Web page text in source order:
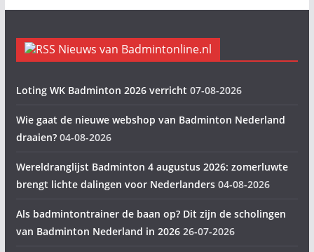
Nieuws van Badmintonline.nl
Loting WK Badminton 2026 verricht 07-08-2026
Wie gaat de nieuwe webshop van Badminton Nederland
draaien? 04-08-2026
Wereldranglijst Badminton 4 augustus 2026: zomerluwte
brengt lichte dalingen voor Nederlanders 04-08-2026
Als badmintontrainer de baan op? Dit zijn de scholingen
van Badminton Nederland in 2026 26-07-2026